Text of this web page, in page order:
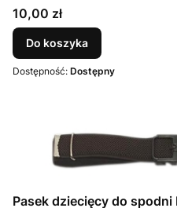
Cena
10,00 zł
Do koszyka
Dostępność: Dostępny
Pasek dziecięcy do